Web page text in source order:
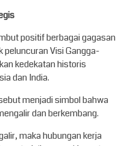
positif berbagai gagasan
Visi Gangga-
kedekatan historis
dan India.
menjadi simbol bahwa
dan berkembang.
maka hubungan kerja